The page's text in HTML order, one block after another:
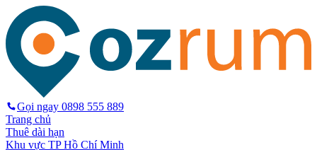
Gọi ngay 0898 555 889
Trang chủ
Thuê dài hạn
Khu vực TP Hồ Chí Minh